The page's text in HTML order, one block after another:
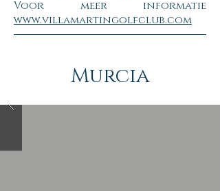
Voor meer informatie
www.villamartingolfclub.com
Murcia